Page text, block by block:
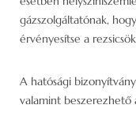
gázszolgáltatónak,
érvényesítse a
A hatósági
valamint beszerezhető